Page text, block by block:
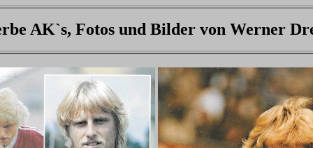
AK`s, Fotos und Bilder von Werner